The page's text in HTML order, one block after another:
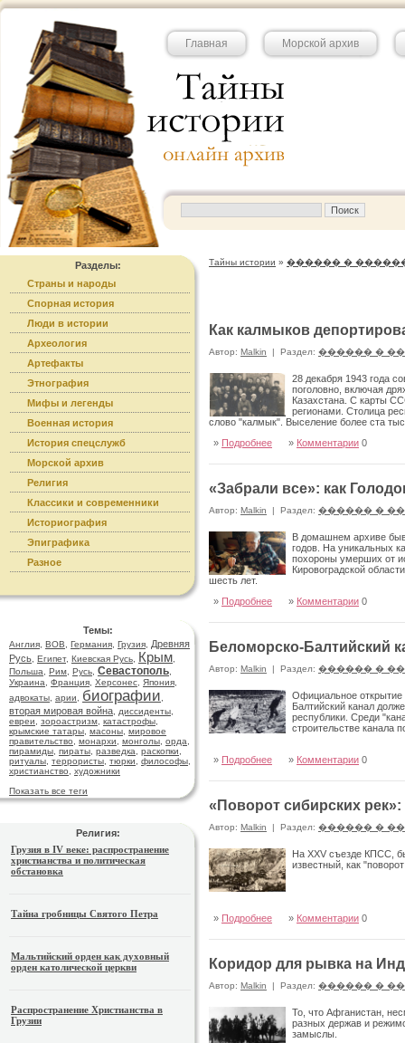
Главная Морской архив
Разделы:
Страны и народы
Спорная история
Люди в истории
Археология
Артефакты
Этнография
Мифы и легенды
Военная история
История спецслужб
Морской архив
Религия
Классики и современники
Историография
Эпиграфика
Разное
Темы:
Англия ВОВ Германия Грузия
Древняя
Русь Египет, Киевская Русь Крым
Польша
Рим Русь Севастополь
Украина
Франция Херсонес Япония
адвокаты арии биографии
вторая мировая война диссиденты
евреи
зороастризм катастрофы
крымские татары масоны мировое
правительство
монархи монголы орда
пирамиды пираты разведка раскопки
ритуалы террористы тюрки философы
христианство
художники
Показать все теги
Религия:
Грузия в IV веке: распространение
христианства и политическая
обстановка
Тайна гробницы Святого Петра
Мальтийский орден как духовный
орден католической церкви
Распространение Христианства в
Грузии
Тайны истории » ������ �
Как калмыков
Автор: Malkin | Раздел: ������ �
28 декабря 1943 года
поголовно, включая
Казахстана. С карты
регионами. Столица
слово "калмык". Выселение более ста
» Подробнее » Комментарии 0
«Забрали все»: как
Автор: Malkin | Раздел: ������ �
В домашнем архиве
годов. На уникальных
похороны умерших от
Кировоградской
шесть лет.
» Подробнее » Комментарии 0
Беломорско-Балтийский
Автор: Malkin | Раздел: ������ �
Официальное открытие
Балтийский канал
республики. Среди
строительстве канала
» Подробнее » Комментарии 0
«Поворот сибирских
Автор: Malkin | Раздел: ������ �
На XXV съезде КПСС,
известный, как
» Подробнее » Комментарии 0
Коридор для рывка на
Автор: Malkin | Раздел: ������ �
То, что Афганистан,
разных держав и
замыслы.